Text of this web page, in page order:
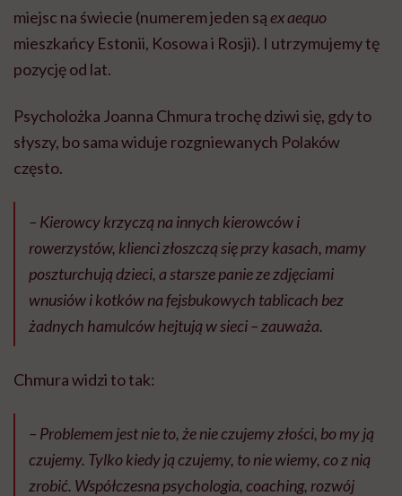
miejsc na świecie (numerem jeden sąex aequo
mieszkańcy Estonii, Kosowa i Rosji). I utrzymujemy tę
pozycję od lat.
Psycholożka Joanna Chmura trochę dziwi się, gdy to
słyszy, bo sama widuje rozgniewanych Polaków
często.
– Kierowcy krzyczą na innych kierowców i
rowerzystów, klienci złoszczą się przy kasach, mamy
poszturchują dzieci, a starsze panie ze zdjęciami
wnusiów i kotków na fejsbukowych tablicach bez
żadnych hamulców hejtują w sieci –zauważa.
Chmura widzi to tak:
– Problemem jest nie to, że nie czujemy złości, bo my ją
czujemy. Tylko kiedy ją czujemy, to nie wiemy, co z nią
zrobić. Współczesna psychologia, coaching, rozwój